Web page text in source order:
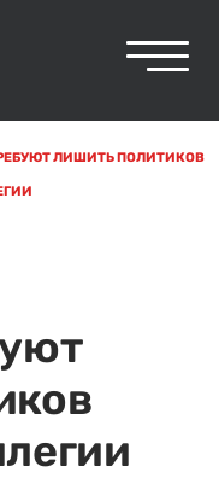
ЛИШИТЬ ПОЛИТИКОВ